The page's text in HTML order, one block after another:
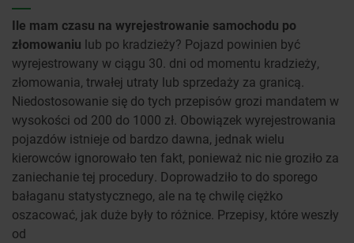
Ile mam czasu na wyrejestrowanie samochodu po
złomowaniu lub po kradzieży? Pojazd powinien być
wyrejestrowany w ciągu 30. dni od momentu kradzieży,
złomowania, trwałej utraty lub sprzedaży za granicą.
Niedostosowanie się do tych przepisów grozi mandatem w
wysokości od 200 do 1000 zł. Obowiązek wyrejestrowania
pojazdów istnieje od bardzo dawna, jednak wielu
kierowców ignorowało ten fakt, ponieważ nic nie groziło za
zaniechanie tej procedury. Doprowadziło to do sporego
bałaganu statystycznego, ale na tę chwilę ciężko
oszacować, jak duże były to różnice. Przepisy, które weszły
od